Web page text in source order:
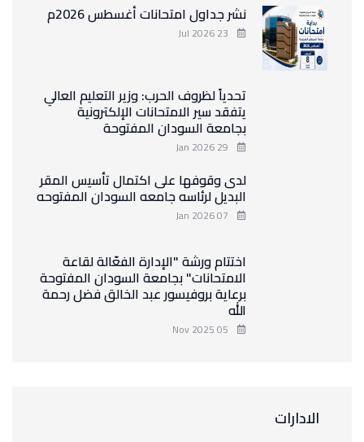
نشر جداول امتحانات أغسطس 2026م
تحدياً لظروف الحرب: وزير التعليم العالي
يتفقد سير الامتحانات الإلكترونية
بجامعة السودان المفتوحة
لدى وقوفها على اكتمال تأسيس المقر
البديل لرئاسه جامعه السودان المفتوحه
اختتام ورشة "الإدارة الفعّالة لقاعة
الامتحانات" بجامعة السودان المفتوحة
برعاية بروفيسور عبد الخالق فضل رحمة
الله
الادارات